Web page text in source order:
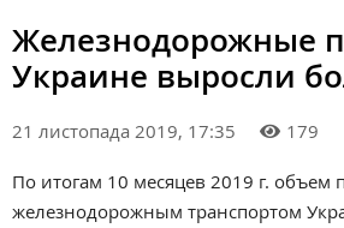
Железнодорожные
Украине выросли
21 листопада 2019, 17:35 179
По итогам 10 месяцев 2019 г. объем
железнодорожным транспортом